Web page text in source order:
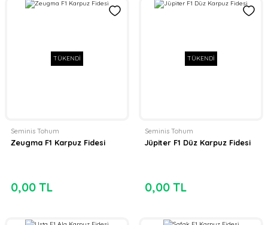
TÜKENDİ
Seminis Tohum
Zeugma F1 Karpuz Fidesi
0,00 TL
TÜKENDİ
Seminis Tohum
Jüpiter F1 Düz Karpuz Fidesi
0,00 TL